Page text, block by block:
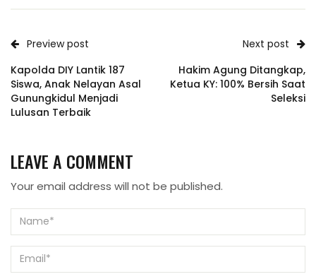
Preview post
Kapolda DIY Lantik 187
Siswa, Anak Nelayan Asal
Gunungkidul Menjadi
Lulusan Terbaik
Next post
Hakim Agung Ditangkap,
Ketua KY: 100% Bersih Saat
Seleksi
LEAVE A COMMENT
Your email address will not be published.